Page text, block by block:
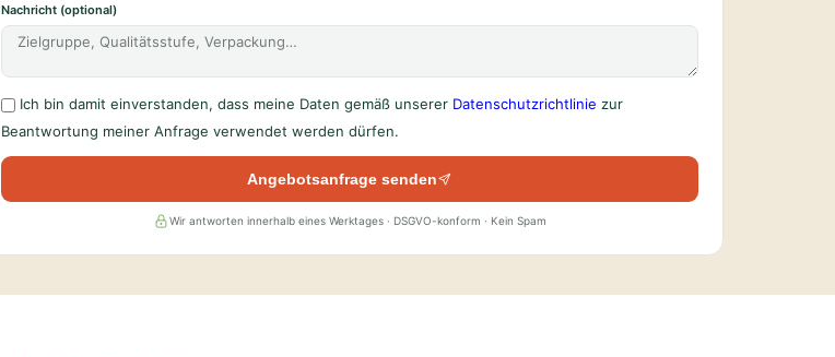
Nachricht (optional)
Ich bin damit einverstanden, dass meine Daten gemäß unserer Datenschutzrichtlinie zur
Beantwortung meiner Anfrage verwendet werden dürfen.
Angebotsanfrage senden
Wir antworten innerhalb eines Werktages · DSGVO-konform · Kein Spam